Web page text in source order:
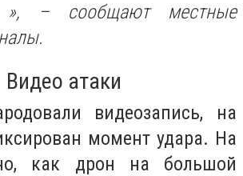
– сообщают местные
Видео атаки
видеозапись, на
момент удара. На
как дрон на большой